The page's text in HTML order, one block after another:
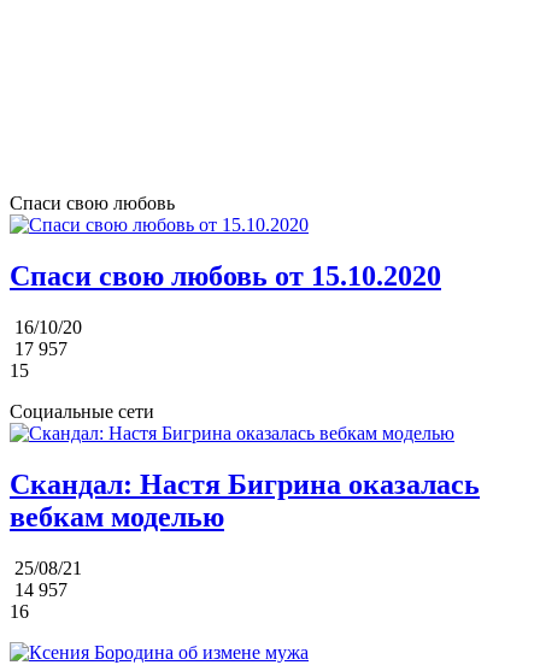
Спаси свою любовь
Спаси свою любовь от 15.10.2020
16/10/20
17 957
15
Социальные сети
Скандал: Настя Бигрина оказалась
вебкам моделью
25/08/21
14 957
16